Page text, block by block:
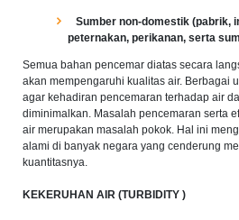
Sumber non-domestik (pabrik,
peternakan, perikanan, serta
Semua bahan pencemar diatas secara
akan mempengaruhi kualitas air. Berbagai
agar kehadiran pencemaran terhadap air
diminimalkan. Masalah pencemaran serta
air merupakan masalah pokok. Hal ini
alami di banyak negara yang cenderung
kuantitasnya.
KEKERUHAN AIR (TURBIDITY )